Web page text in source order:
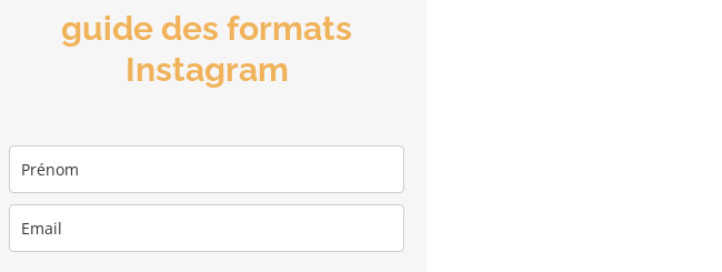
guide des formats
Instagram